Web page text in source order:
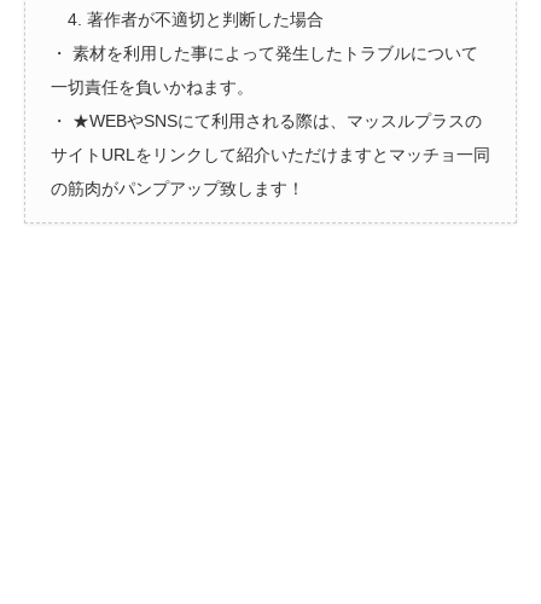
4. 著作者が不適切と判断した場合
・ 素材を利用した事によって発生したトラブルについて
一切責任を負いかねます。
・ ★WEBやSNSにて利用される際は、マッスルプラスの
サイトURLをリンクして紹介いただけますとマッチョ一同
の筋肉がパンプアップ致します！